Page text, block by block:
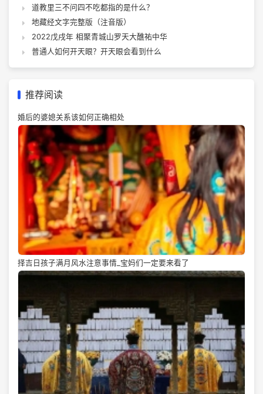
道教里三不问四不吃都指的是什么？
地藏经文字完整版（注音版）
2022戊戌年 相聚青城山罗天大醮祐中华
普通人如何开天眼？开天眼会看到什么
推荐阅读
婚后的婆媳关系该如何正确相处
择吉日孩子满月风水注意事情_宝妈们一定要来看了